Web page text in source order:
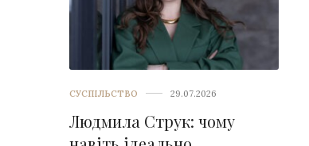
СУСПІЛЬСТВО 29.07.2026
Людмила Струк: чому